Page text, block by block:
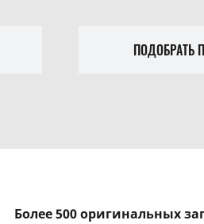
ПОДОБРАТЬ
Более 500 оригинальных